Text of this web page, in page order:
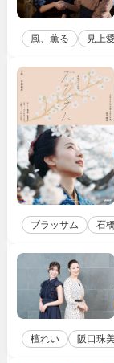
風、薫る 見上
ブラッサム 石
檀れい 阪口珠